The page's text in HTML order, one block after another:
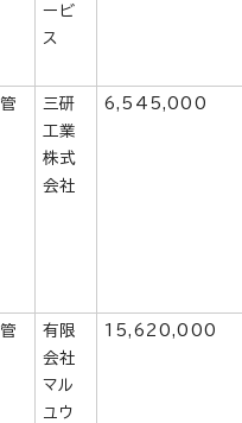
ービ
ス
管
三研
工業
株式
会社
6,545,000
管
有限
会社
マル
ユウ
15,620,000